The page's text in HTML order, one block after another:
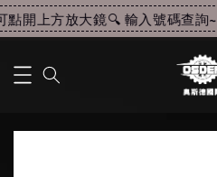
開上方放大鏡🔍 輸入號碼查詢~~